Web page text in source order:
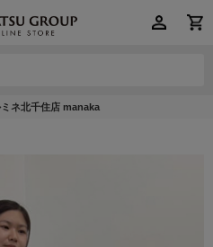
ネ北千住店 manaka